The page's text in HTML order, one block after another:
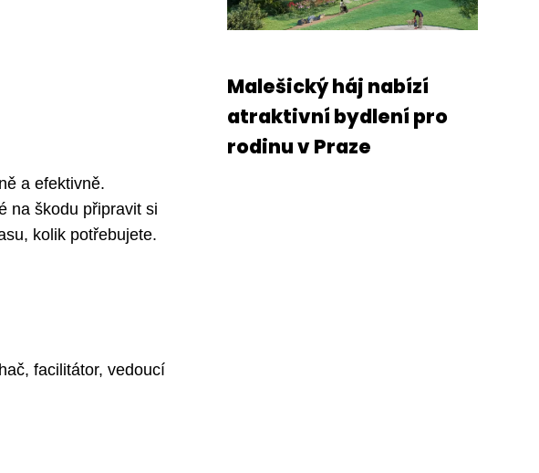
a efektivně.
na škodu připravit si
kolik potřebujete.
facilitátor, vedoucí
Malešický háj nabízí
atraktivní bydlení pro
rodinu v Praze